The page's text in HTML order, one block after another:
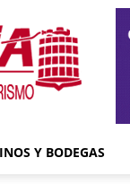
Y BODEGAS